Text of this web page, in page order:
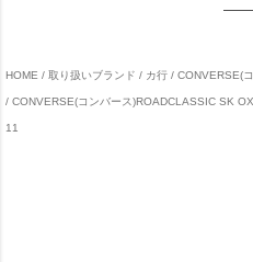
HOME 取り扱いブランド カ行 CONVERSE(
CONVERSE(コンバース)ROADCLASSIC SK
11